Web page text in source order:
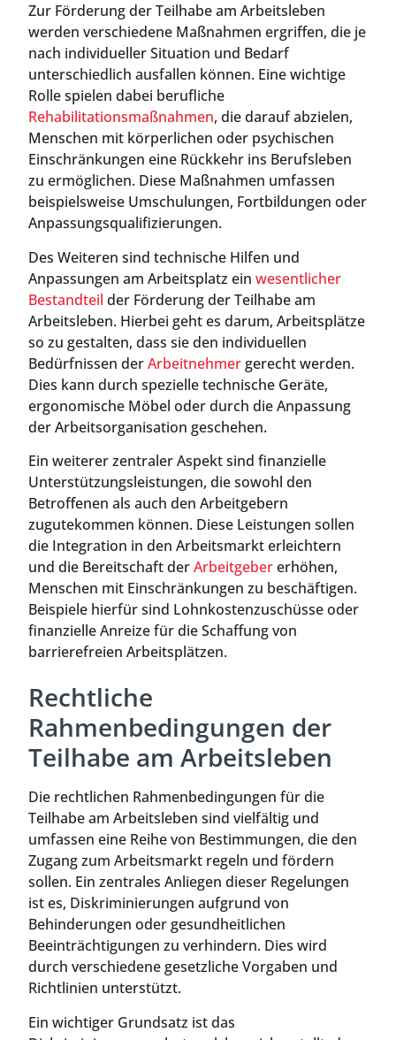
Zur Förderung der Teilhabe am Arbeitsleben
werden verschiedene Maßnahmen ergriffen, die je
nach individueller Situation und Bedarf
unterschiedlich ausfallen können. Eine wichtige
Rolle spielen dabei berufliche
Rehabilitationsmaßnahmen, die darauf abzielen,
Menschen mit körperlichen oder psychischen
Einschränkungen eine Rückkehr ins Berufsleben
zu ermöglichen. Diese Maßnahmen umfassen
beispielsweise Umschulungen, Fortbildungen oder
Anpassungsqualifizierungen.
Des Weiteren sind technische Hilfen und
Anpassungen am Arbeitsplatz ein wesentlicher
Bestandteil der Förderung der Teilhabe am
Arbeitsleben. Hierbei geht es darum, Arbeitsplätze
so zu gestalten, dass sie den individuellen
Bedürfnissen derArbeitnehmergerecht werden.
Dies kann durch spezielle technische Geräte,
ergonomische Möbel oder durch die Anpassung
der Arbeitsorganisation geschehen.
Ein weiterer zentraler Aspekt sind finanzielle
Unterstützungsleistungen, die sowohl den
Betroffenen als auch den Arbeitgebern
zugutekommen können. Diese Leistungen sollen
die Integration in den Arbeitsmarkt erleichtern
und die Bereitschaft derArbeitgebererhöhen,
Menschen mit Einschränkungen zu beschäftigen.
Beispiele hierfür sind Lohnkostenzuschüsse oder
finanzielle Anreize für die Schaffung von
barrierefreien Arbeitsplätzen.
Rechtliche
Rahmenbedingungen der
Teilhabe am Arbeitsleben
Die rechtlichen Rahmenbedingungen für die
Teilhabe am Arbeitsleben sind vielfältig und
umfassen eine Reihe von Bestimmungen, die den
Zugang zum Arbeitsmarkt regeln und fördern
sollen. Ein zentrales Anliegen dieser Regelungen
ist es, Diskriminierungen aufgrund von
Behinderungen oder gesundheitlichen
Beeinträchtigungen zu verhindern. Dies wird
durch verschiedene gesetzliche Vorgaben und
Richtlinien unterstützt.
Ein wichtiger Grundsatz ist das